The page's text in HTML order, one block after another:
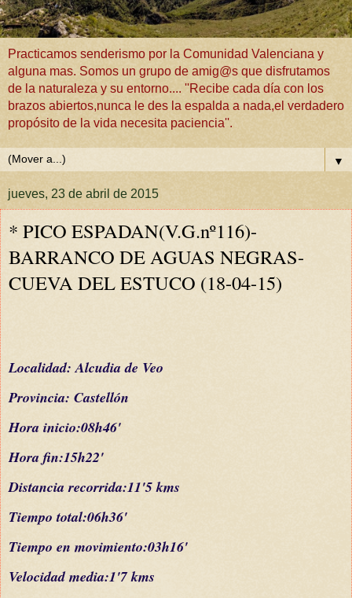
Practicamos senderismo por la Comunidad Valenciana y
alguna mas. Somos un grupo de amig@s que disfrutamos
de la naturaleza y su entorno.... ''Recibe cada día con los
brazos abiertos,nunca le des la espalda a nada,el verdadero
propósito de la vida necesita paciencia''.
▼
jueves, 23 de abril de 2015
* PICO ESPADAN(V.G.nº116)-
BARRANCO DE AGUAS NEGRAS-
CUEVA DEL ESTUCO (18-04-15)
Localidad: Alcudia de Veo
Provincia: Castellón
Hora inicio:08h46'
Hora fin:15h22'
Distancia recorrida:11'5 kms
Tiempo total:06h36'
Tiempo en movimiento:03h16'
Velocidad media:1'7 kms